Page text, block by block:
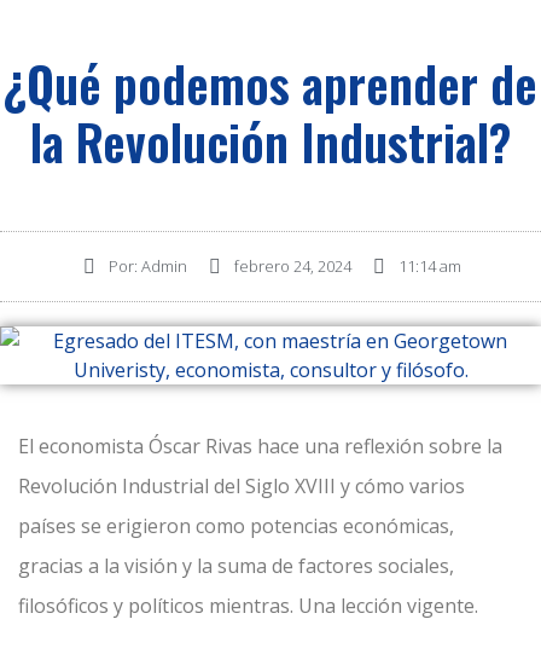
¿Qué podemos aprender de
la Revolución Industrial?
Por: Admin febrero 24, 2024 11:14 am
El economista Óscar Rivas hace una reflexión sobre la
Revolución Industrial del Siglo XVIII y cómo varios
países se erigieron como potencias económicas,
gracias a la visión y la suma de factores sociales,
filosóficos y políticos mientras. Una lección vigente.